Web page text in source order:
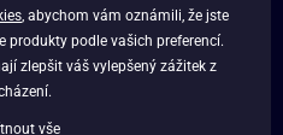
, abychom vám oznámili, že jste
produkty podle vašich preferencí.
zlepšit váš vylepšený zážitek z
vše